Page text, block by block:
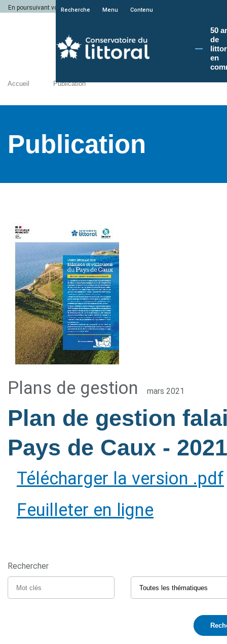
En poursuivant votre navigation sur le site du Conservatoire du littoral, vous
Recherche Menu Contenu
50
de
en
Accueil Publication
Publication
Plans de gestion mars 2021
Plan de gestion
Pays de Caux - 2021
Télécharger la version .pdf
Feuilleter en ligne
Rechercher